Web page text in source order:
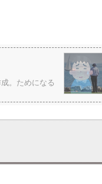
。ためになる